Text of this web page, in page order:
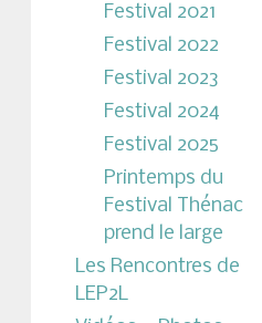
Festival 2021
Festival 2022
Festival 2023
Festival 2024
Festival 2025
Printemps du
Festival Thénac
prend le large
Les Rencontres de
LEP2L